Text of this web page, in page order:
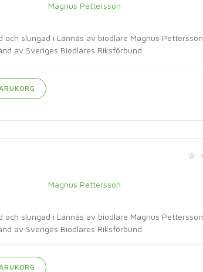
Magnus Pettersson
och slungad i Lännäs av biodlare Magnus Pettersson.
av Sveriges Biodlares Riksförbund.
Magnus Pettersson
och slungad i Lännäs av biodlare Magnus Pettersson.
av Sveriges Biodlares Riksförbund.